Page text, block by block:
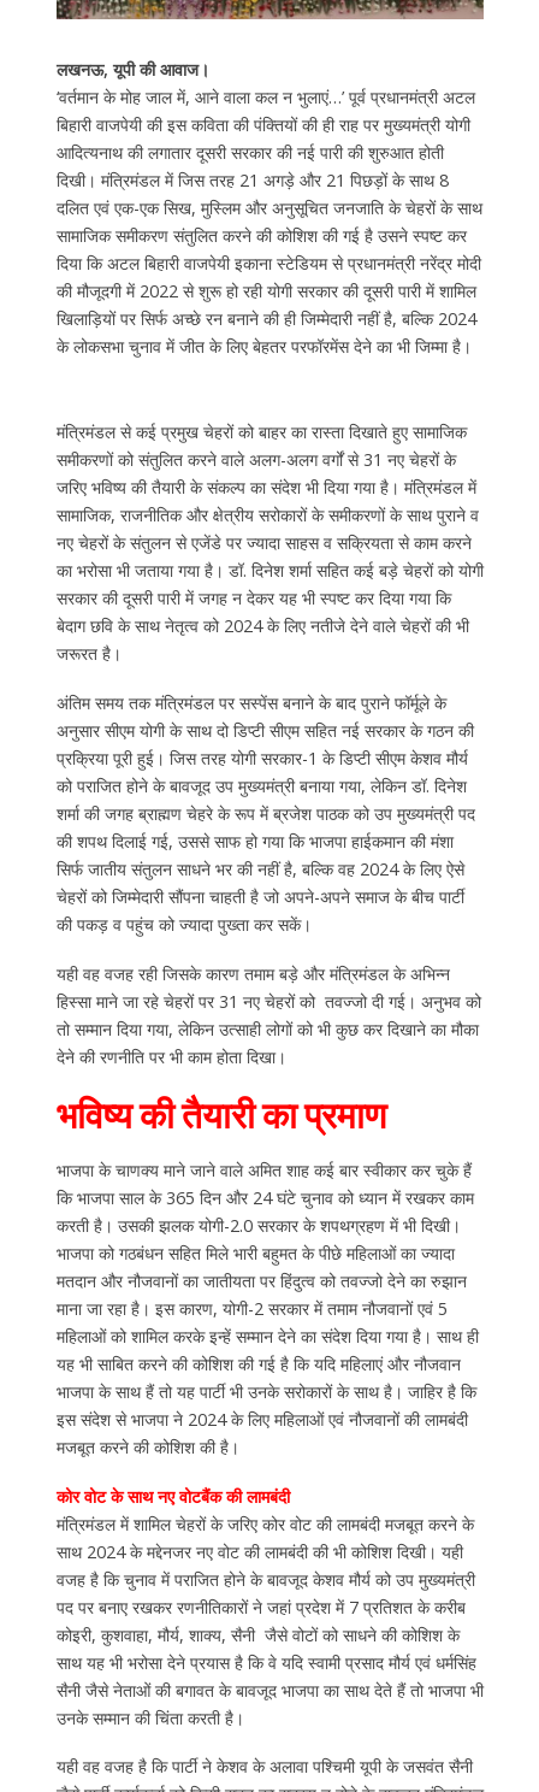
लखनऊ, यूपी की आवाज।
‘वर्तमान के मोह जाल में, आने वाला कल न भुलाएं…’ पूर्व प्रधानमंत्री अटल
बिहारी वाजपेयी की इस कविता की पंक्तियों की ही राह पर मुख्यमंत्री योगी
आदित्यनाथ की लगातार दूसरी सरकार की नई पारी की शुरुआत होती
दिखी। मंत्रिमंडल में जिस तरह 21 अगड़े और 21 पिछड़ों के साथ 8
दलित एवं एक-एक सिख, मुस्लिम और अनुसूचित जनजाति के चेहरों के साथ
सामाजिक समीकरण संतुलित करने की कोशिश की गई है उसने स्पष्ट कर
दिया कि अटल बिहारी वाजपेयी इकाना स्टेडियम से प्रधानमंत्री नरेंद्र मोदी
की मौजूदगी में 2022 से शुरू हो रही योगी सरकार की दूसरी पारी में शामिल
खिलाड़ियों पर सिर्फ अच्छे रन बनाने की ही जिम्मेदारी नहीं है, बल्कि 2024
के लोकसभा चुनाव में जीत के लिए बेहतर परफॉरमेंस देने का भी जिम्मा है।
मंत्रिमंडल से कई प्रमुख चेहरों को बाहर का रास्ता दिखाते हुए सामाजिक
समीकरणों को संतुलित करने वाले अलग-अलग वर्गों से 31 नए चेहरों के
जरिए भविष्य की तैयारी के संकल्प का संदेश भी दिया गया है। मंत्रिमंडल में
सामाजिक, राजनीतिक और क्षेत्रीय सरोकारों के समीकरणों के साथ पुराने व
नए चेहरों के संतुलन से एजेंडे पर ज्यादा साहस व सक्रियता से काम करने
का भरोसा भी जताया गया है। डॉ. दिनेश शर्मा सहित कई बड़े चेहरों को योगी
सरकार की दूसरी पारी में जगह न देकर यह भी स्पष्ट कर दिया गया कि
बेदाग छवि के साथ नेतृत्व को 2024 के लिए नतीजे देने वाले चेहरों की भी
जरूरत है।
अंतिम समय तक मंत्रिमंडल पर सस्पेंस बनाने के बाद पुराने फॉर्मूले के
अनुसार सीएम योगी के साथ दो डिप्टी सीएम सहित नई सरकार के गठन की
प्रक्रिया पूरी हुई। जिस तरह योगी सरकार-1 के डिप्टी सीएम केशव मौर्य
को पराजित होने के बावजूद उप मुख्यमंत्री बनाया गया, लेकिन डॉ. दिनेश
शर्मा की जगह ब्राह्मण चेहरे के रूप में ब्रजेश पाठक को उप मुख्यमंत्री पद
की शपथ दिलाई गई, उससे साफ हो गया कि भाजपा हाईकमान की मंशा
सिर्फ जातीय संतुलन साधने भर की नहीं है, बल्कि वह 2024 के लिए ऐसे
चेहरों को जिम्मेदारी सौंपना चाहती है जो अपने-अपने समाज के बीच पार्टी
की पकड़ व पहुंच को ज्यादा पुख्ता कर सकें।
यही वह वजह रही जिसके कारण तमाम बड़े और मंत्रिमंडल के अभिन्न
हिस्सा माने जा रहे चेहरों पर 31 नए चेहरों को तवज्जो दी गई। अनुभव को
तो सम्मान दिया गया, लेकिन उत्साही लोगों को भी कुछ कर दिखाने का मौका
देने की रणनीति पर भी काम होता दिखा।
भविष्य की तैयारी का प्रमाण
भाजपा के चाणक्य माने जाने वाले अमित शाह कई बार स्वीकार कर चुके हैं
कि भाजपा साल के 365 दिन और 24 घंटे चुनाव को ध्यान में रखकर काम
करती है। उसकी झलक योगी-2.0 सरकार के शपथग्रहण में भी दिखी।
भाजपा को गठबंधन सहित मिले भारी बहुमत के पीछे महिलाओं का ज्यादा
मतदान और नौजवानों का जातीयता पर हिंदुत्व को तवज्जो देने का रुझान
माना जा रहा है। इस कारण, योगी-2 सरकार में तमाम नौजवानों एवं 5
महिलाओं को शामिल करके इन्हें सम्मान देने का संदेश दिया गया है। साथ ही
यह भी साबित करने की कोशिश की गई है कि यदि महिलाएं और नौजवान
भाजपा के साथ हैं तो यह पार्टी भी उनके सरोकारों के साथ है। जाहिर है कि
इस संदेश से भाजपा ने 2024 के लिए महिलाओं एवं नौजवानों की लामबंदी
मजबूत करने की कोशिश की है।
कोर वोट के साथ नए वोटबैंक की लामबंदी
मंत्रिमंडल में शामिल चेहरों के जरिए कोर वोट की लामबंदी मजबूत करने के
साथ 2024 के मद्देनजर नए वोट की लामबंदी की भी कोशिश दिखी। यही
वजह है कि चुनाव में पराजित होने के बावजूद केशव मौर्य को उप मुख्यमंत्री
पद पर बनाए रखकर रणनीतिकारों ने जहां प्रदेश में 7 प्रतिशत के करीब
कोइरी, कुशवाहा, मौर्य, शाक्य, सैनी जैसे वोटों को साधने की कोशिश के
साथ यह भी भरोसा देने प्रयास है कि वे यदि स्वामी प्रसाद मौर्य एवं धर्मसिंह
सैनी जैसे नेताओं की बगावत के बावजूद भाजपा का साथ देते हैं तो भाजपा भी
उनके सम्मान की चिंता करती है।
यही वह वजह है कि पार्टी ने केशव के अलावा पश्चिमी यूपी के जसवंत सैनी